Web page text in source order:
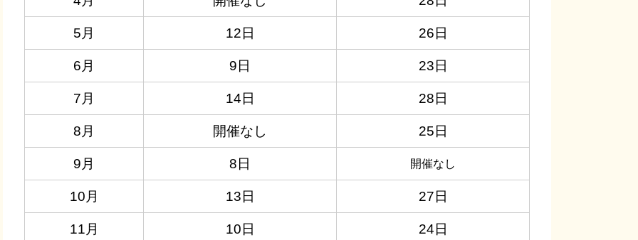
5月 12日 26日
6月 9日 23日
7月 14日 28日
8月 開催なし 25日
9月 8日​​ 開催なし
10月 13日 27日​
11月 10日 24日